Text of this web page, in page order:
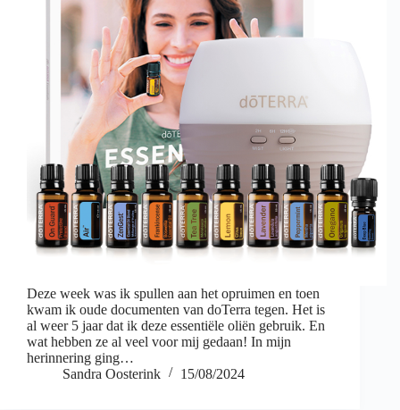
Deze week was ik spullen aan het opruimen en toen
kwam ik oude documenten van doTerra tegen. Het is
al weer 5 jaar dat ik deze essentiële oliën gebruik. En
wat hebben ze al veel voor mij gedaan! In mijn
herinnering ging…
Sandra Oosterink
15/08/2024